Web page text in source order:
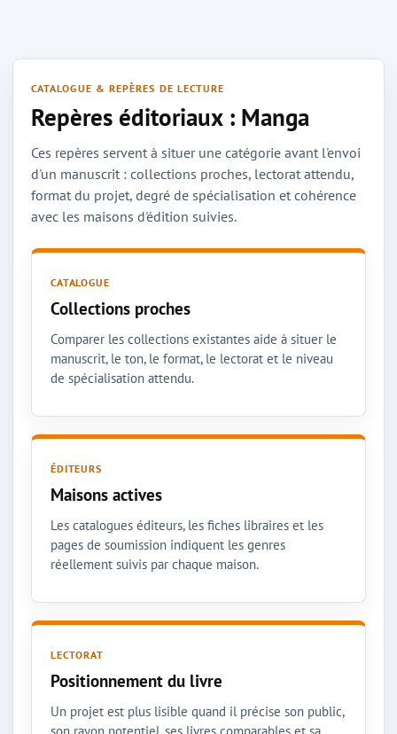
CATALOGUE & REPÈRES DE LECTURE
Repères éditoriaux : Manga
Ces repères servent à situer une catégorie avant l'envoi
d'un manuscrit : collections proches, lectorat attendu,
format du projet, degré de spécialisation et cohérence
avec les maisons d'édition suivies.
CATALOGUE
Collections proches
Comparer les collections existantes aide à situer le
manuscrit, le ton, le format, le lectorat et le niveau
de spécialisation attendu.
ÉDITEURS
Maisons actives
Les catalogues éditeurs, les fiches libraires et les
pages de soumission indiquent les genres
réellement suivis par chaque maison.
LECTORAT
Positionnement du livre
Un projet est plus lisible quand il précise son public,
son rayon potentiel, ses livres comparables et sa